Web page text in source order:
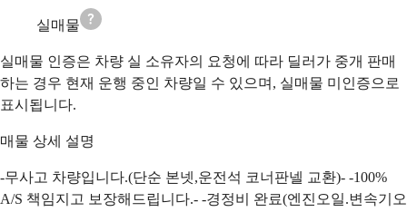
실매물
실매물 인증은 차량 실 소유자의 요청에 따라 딜러가 중개 판매
하는 경우 현재 운행 중인 차량일 수 있으며, 실매물 미인증으로
표시됩니다.
매물 상세 설명
-무사고 차량입니다.(단순 본넷,운전석 코너판넬 교환)- -100%
A/S 책임지고 보장해드립니다.- -경정비 완료(엔진오일.변속기오